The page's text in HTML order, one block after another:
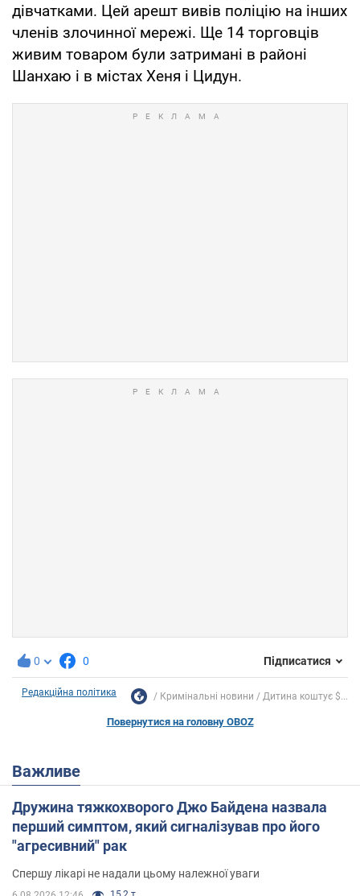
дівчатками. Цей арешт вивів поліцію на інших
членів злочинної мережі. Ще 14 торговців
живим товаром були затримані в районі
Шанхаю і в містах Хеня і Цидун.
0 0 Підписатися
Редакційна політика Кримінальні новини Дитина коштує $...
Повернутися на головну OBOZ
Важливе
Дружина тяжкохворого Джо Байдена назвала
перший симптом, який сигналізував про його
"агресивний" рак
Спершу лікарі не надали цьому належної уваги